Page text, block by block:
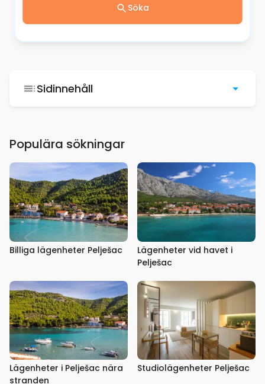
Söka
Sidinnehåll
Populära sökningar
Billiga lägenheter Pelješac
Lägenheter vid havet i
Pelješac
Lägenheter i Pelješac nära
stranden
Studiolägenheter Pelješac